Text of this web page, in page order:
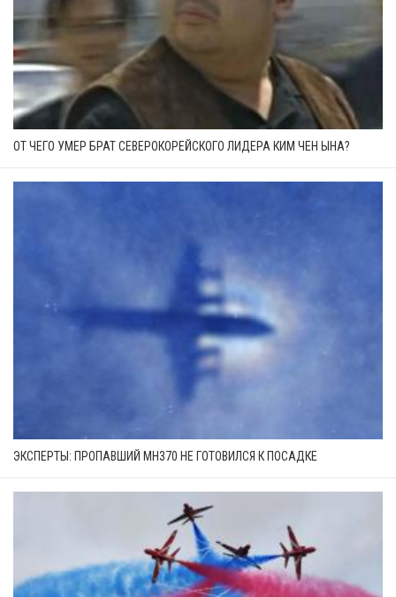
ОТ ЧЕГО УМЕР БРАТ СЕВЕРОКОРЕЙСКОГО ЛИДЕРА КИМ ЧЕН ЫНА?
ЭКСПЕРТЫ: ПРОПАВШИЙ MH370 НЕ ГОТОВИЛСЯ К ПОСАДКЕ